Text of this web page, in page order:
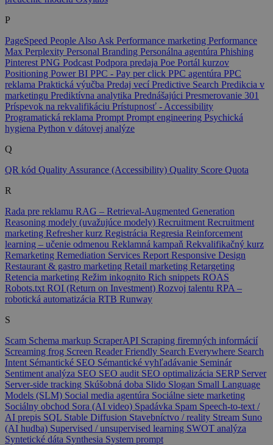
P
PageSpeed People Also Ask Performance marketing Performance
Max Perplexity Personal Branding Personálna agentúra Phishing
Pinterest PNG Podcast Podpora predaja Poe Portál kurzov
Positioning Power BI PPC - Pay per click PPC agentúra PPC
reklama Praktická výučba Predaj vecí Predictive Search Predikcia v
marketingu Prediktívna analytika Prednášajúci Presmerovanie 301
Príspevok na rekvalifikáciu Prístupnosť - Accessibility
Programatická reklama Prompt Prompt engineering Psychická
hygiena Python v dátovej analýze
Q
QR kód Quality Assurance (Accessibility) Quality Score Quota
R
Rada pre reklamu RAG – Retrieval-Augmented Generation
Reasoning modely (uvažujúce modely) Recruitment Recruitment
marketing Refresher kurz Registrácia Regresia Reinforcement
learning – učenie odmenou Reklamná kampaň Rekvalifikačný kurz
Remarketing Remediation Services Report Responsive Design
Restaurant & gastro marketing Retail marketing Retargeting
Retencia marketing Režim inkognito Rich snippets ROAS
Robots.txt ROI (Return on Investment) Rozvoj talentu RPA –
robotická automatizácia RTB Runway
S
Scam Schema markup ScraperAPI Scraping firemných informácií
Screaming frog Screen Reader Friendly Search Everywhere Search
Intent Sémantické SEO Sémantické vyhľadávanie Seminár
Sentiment analýza SEO SEO audit SEO optimalizácia SERP Server
Server-side tracking Skúšobná doba Slido Slogan Small Language
Models (SLM) Social media agentúra Sociálne siete marketing
Sociálny obchod Sora (AI video) Spadávka Spam Speech-to-text /
AI prepis SQL Stable Diffusion Stavebníctvo / reality Stream Suno
(AI hudba) Supervised / unsupervised learning SWOT analýza
Syntetické dáta Synthesia System prompt